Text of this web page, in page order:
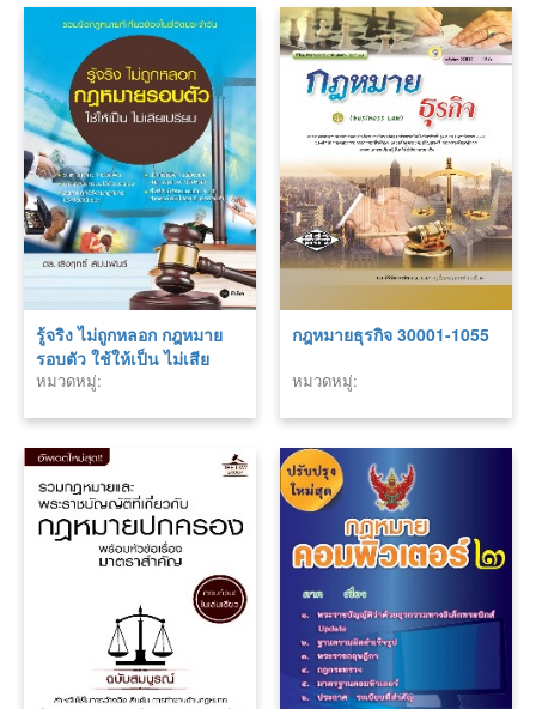
รู้จริง ไม่ถูกหลอก กฎหมาย
รอบตัว ใช้ให้เป็น ไม่เสีย
เปรียบ
หมวดหมู่:
กฎหมายธุรกิจ 30001-1055
หมวดหมู่: